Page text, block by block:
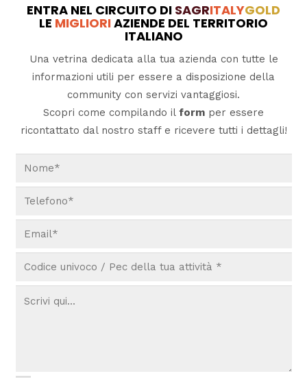
ENTRA NEL CIRCUITO DI SAGRITALYGOLD
LE MIGLIORIAZIENDE DEL TERRITORIO
ITALIANO
Una vetrina dedicata alla tua azienda con tutte le
informazioni utili per essere a disposizione della
community con servizi vantaggiosi.
Scopri come compilando il form per essere
ricontattato dal nostro staff e ricevere tutti i dettagli!